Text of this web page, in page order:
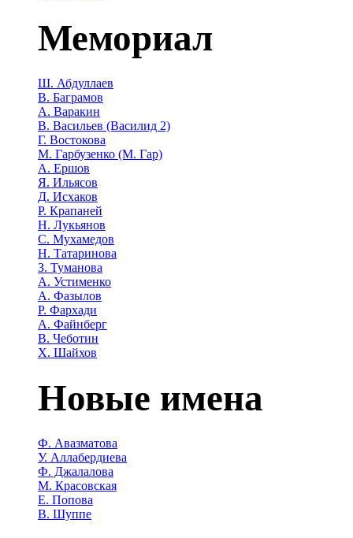
Мемориал
Ш. Абдуллаев
В. Баграмов
А. Варакин
В. Васильев (Василид 2)
Г. Востокова
М. Гарбузенко (М. Гар)
А. Ершов
Я. Ильясов
Д. Исхаков
Р. Крапаней
Н. Лукьянов
С. Мухамедов
Н. Татаринова
З. Туманова
А. Устименко
А. Фазылов
Р. Фархади
А. Файнберг
В. Чеботин
Х. Шайхов
Новые имена
Ф. Авазматова
У. Аллабердиева
Ф. Джалалова
М. Красовская
Е. Попова
В. Шуппе